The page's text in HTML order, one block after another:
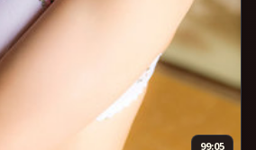
99:05